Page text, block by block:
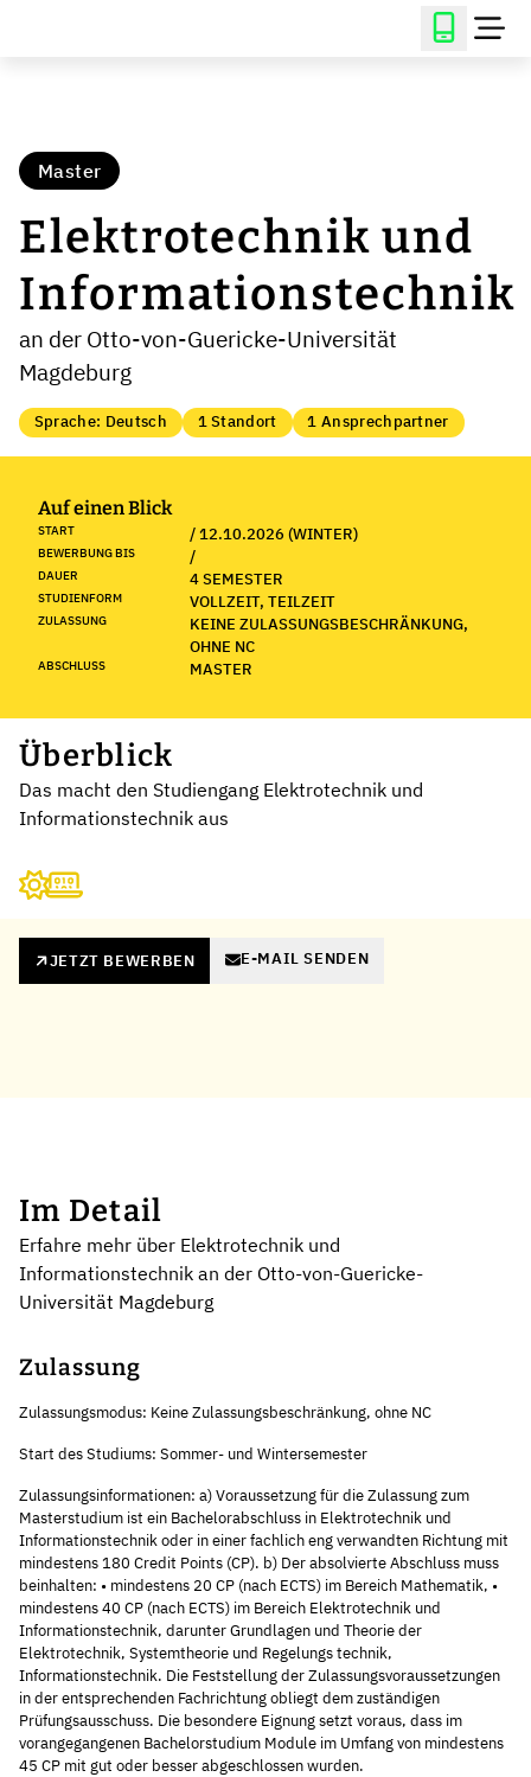
Master
Elektrotechnik und
Informationstechnik
an der Otto-von-Guericke-Universität
Magdeburg
Sprache: Deutsch 1 Standort 1 Ansprechpartner
Auf einen Blick
START / 12.10.2026 (WINTER)
BEWERBUNG BIS /
DAUER 4 SEMESTER
STUDIENFORM VOLLZEIT, TEILZEIT
ZULASSUNG
KEINE ZULASSUNGSBESCHRÄNKUNG,
OHNE NC
ABSCHLUSS MASTER
Überblick
Das macht den Studiengang Elektrotechnik und
Informationstechnik aus
JETZT BEWERBEN E-MAIL SENDEN
Im Detail
Erfahre mehr über Elektrotechnik und
Informationstechnik an der Otto-von-Guericke-
Universität Magdeburg
Zulassung
Zulassungsmodus: Keine Zulassungsbeschränkung, ohne NC
Start des Studiums: Sommer- und Wintersemester
Zulassungsinformationen: a) Voraussetzung für die Zulassung zum
Masterstudium ist ein Bachelorabschluss in Elektrotechnik und
Informationstechnik oder in einer fachlich eng verwandten Richtung mit
mindestens 180 Credit Points (CP). b) Der absolvierte Abschluss muss
beinhalten: • mindestens 20 CP (nach ECTS) im Bereich Mathematik, •
mindestens 40 CP (nach ECTS) im Bereich Elektrotechnik und
Informationstechnik, darunter Grundlagen und Theorie der
Elektrotechnik, Systemtheorie und Regelungs technik,
Informationstechnik. Die Feststellung der Zulassungsvoraussetzungen
in der entsprechenden Fachrichtung obliegt dem zuständigen
Prüfungsausschuss. Die besondere Eignung setzt voraus, dass im
vorangegangenen Bachelorstudium Module im Umfang von mindestens
45 CP mit gut oder besser abgeschlossen wurden.